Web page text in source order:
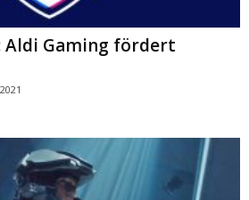
Aldi Gaming fördert